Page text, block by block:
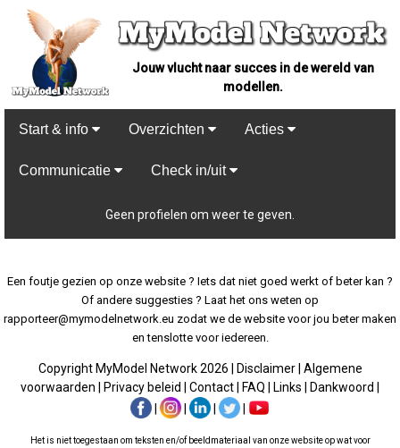
Jouw vlucht naar succes in de wereld van
modellen.
Start & info Overzichten Acties
Communicatie Check in/uit
Geen profielen om weer te geven.
Een foutje gezien op onze website ? Iets dat niet goed werkt of beter kan ?
Of andere suggesties ? Laat het ons weten op
rapporteer@mymodelnetwork.eu zodat we de website voor jou beter maken
en tenslotte voor iedereen.
Copyright MyModel Network 2026 | Disclaimer| Algemene
voorwaarden
Privacy beleid Contact FAQ Links Dankwoord
Het is niet toegestaan om teksten en/of beeldmateriaal van onze website op wat voor